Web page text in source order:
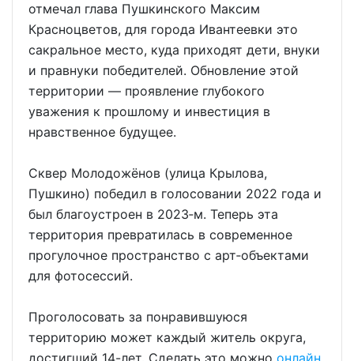
отмечал глава Пушкинского Максим
Красноцветов, для города Ивантеевки это
сакральное место, куда приходят дети, внуки
и правнуки победителей. Обновление этой
территории — проявление глубокого
уважения к прошлому и инвестиция в
нравственное будущее.
Сквер Молодожёнов (улица Крылова,
Пушкино) победил в голосовании 2022 года и
был благоустроен в 2023‑м. Теперь эта
территория превратилась в современное
прогулочное пространство с арт‑объектами
для фотосессий.
Проголосовать за понравившуюся
территорию может каждый житель округа,